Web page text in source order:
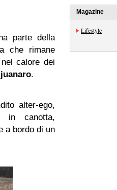
parte della
che rimane
calore dei
.
alter-ego,
in canotta,
a bordo di un
Magazine
Lifestyle